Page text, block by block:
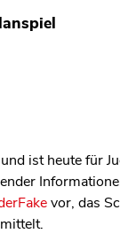
ist heute für
vor, das